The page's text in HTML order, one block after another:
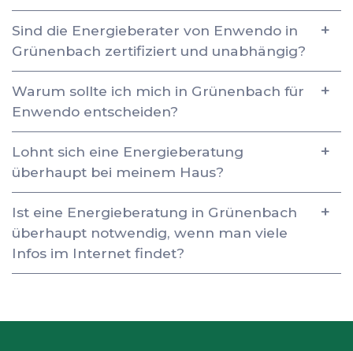
Sind die Energieberater von Enwendo in
Grünenbach zertifiziert und unabhängig?
Warum sollte ich mich in Grünenbach für
Enwendo entscheiden?
Lohnt sich eine Energieberatung
überhaupt bei meinem Haus?
Ist eine Energieberatung in Grünenbach
überhaupt notwendig, wenn man viele
Infos im Internet findet?